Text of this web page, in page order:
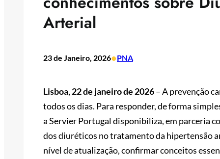
Arterial
23 de Janeiro, 2026•PNA
Lisboa, 22 de janeiro de 2026– A prevenção
todos os dias. Para responder, de forma
a Servier Portugal disponibiliza, em parceria
dos diuréticos no tratamento da hipertensão
nível de atualização, confirmar conceitos